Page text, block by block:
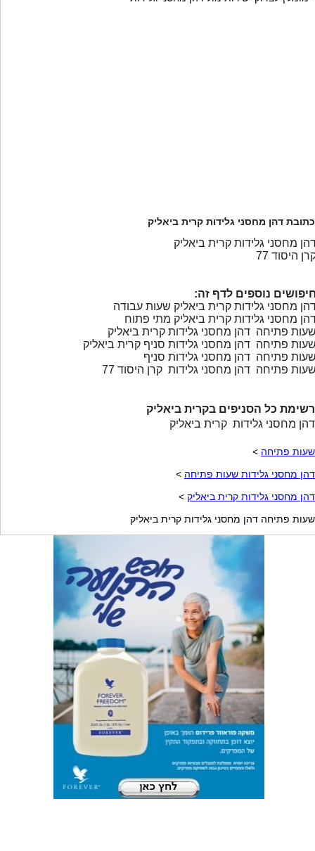
כתובת דהן מחסני גלידות קרית ביאליק
מחסני גלידות קרית ביאליק
היסוד 77
נוספים לדף זה:
מחסני גלידות קרית ביאליק שעות עבודה
מחסני גלידות קרית ביאליק מתי פתוח
פתיחה דהן מחסני גלידות קרית ביאליק
פתיחה דהן מחסני גלידות סניף קרית ביאליק
פתיחה דהן מחסני גלידות סניף
פתיחה דהן מחסני גלידות קרן היסוד 77
רשימת כל הסניפים בקרית ביאליק
דהן מחסני גלידות קרית ביאליק
שעות פתיחה >
דהן מחסני גלידות שעות פתיחה >
דהן מחסני גלידות קרית ביאליק >
שעות פתיחה דהן מחסני גלידות קרית ביאליק